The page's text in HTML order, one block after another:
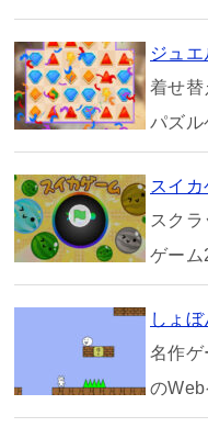
ジュ
着せ替
パズル
スイ
スク
ゲーム
しょ
名作ゲ
のWeb